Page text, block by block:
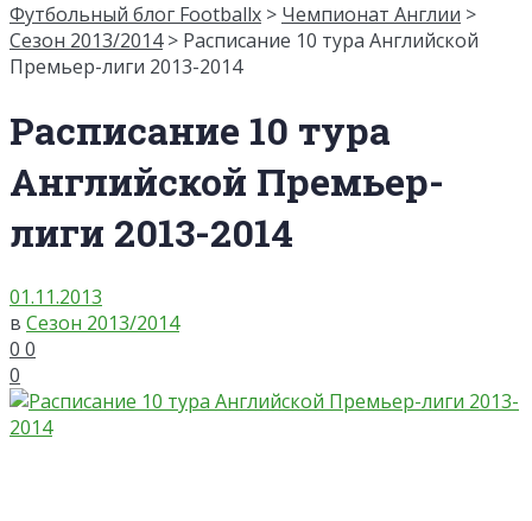
Футбольный блог Footballx > Чемпионат Англии >
Сезон 2013/2014> Расписание 10 тура Английской
Премьер-лиги 2013-2014
Расписание 10 тура
Английской Премьер-
лиги 2013-2014
01.11.2013
в Сезон 2013/2014
0 0
0